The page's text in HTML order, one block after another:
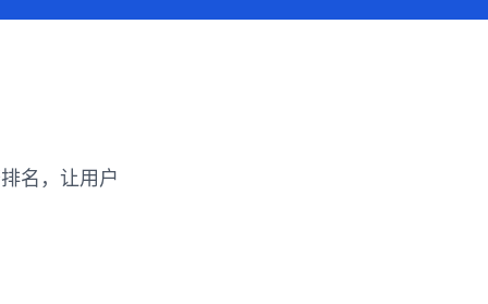
名，让用户